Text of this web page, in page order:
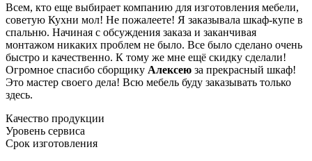
Всем, кто еще выбирает компанию для изготовления мебели,
советую Кухни мол! Не пожалеете! Я заказывала шкаф-купе в
спальню. Начиная с обсуждения заказа и заканчивая
монтажом никаких проблем не было. Все было сделано очень
быстро и качественно. К тому же мне ещё скидку сделали!
Огромное спасибо сборщику Алексею за прекрасный шкаф!
Это мастер своего дела! Всю мебель буду заказывать только
здесь.
Качество продукции
Уровень сервиса
Срок изготовления